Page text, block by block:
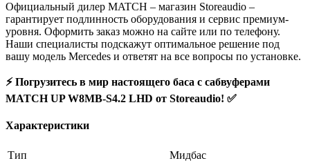
Официальный дилер MATCH – магазин Storeaudio –
гарантирует подлинность оборудования и сервис премиум-
уровня. Оформить заказ можно на сайте или по телефону.
Наши специалисты подскажут оптимальное решение под
вашу модель Mercedes и ответят на все вопросы по установке.
⚡️ Погрузитесь в мир настоящего баса с сабвуферами
MATCH UP W8MB-S4.2 LHD от Storeaudio! ✅
Характеристики
Тип
Мидбас